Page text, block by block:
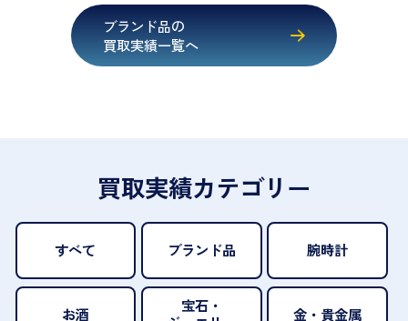
ブランド品の
買取実績一覧へ
買取実績カテゴリー
すべて ブランド品 腕時計
お酒
宝石・
金・貴金属